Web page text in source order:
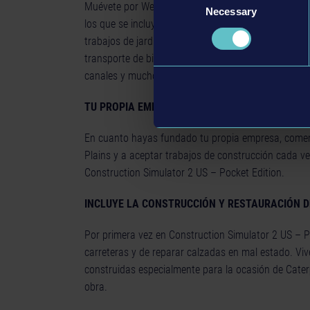
Selection
Necessary
Muévete por Westside Plains y completa más de
los que se incluyen la reparación de carreteras
trabajos de jardinería menores, la construcción de
transporte de bienes y máquinas, la construcción
canales y mucho más.
TU PROPIA EMPRESA DE CONSTRUCCIÓN
En cuanto hayas fundado tu propia empresa,
Plains y a aceptar trabajos de construcción cada
Construction Simulator 2 US – Pocket Edition.
INCLUYE LA CONSTRUCCIÓN Y RESTAURACIÓN
Por primera vez en Construction Simulator 2 US –
carreteras y de reparar calzadas en mal estado.
construidas especialmente para la ocasión de
obra.